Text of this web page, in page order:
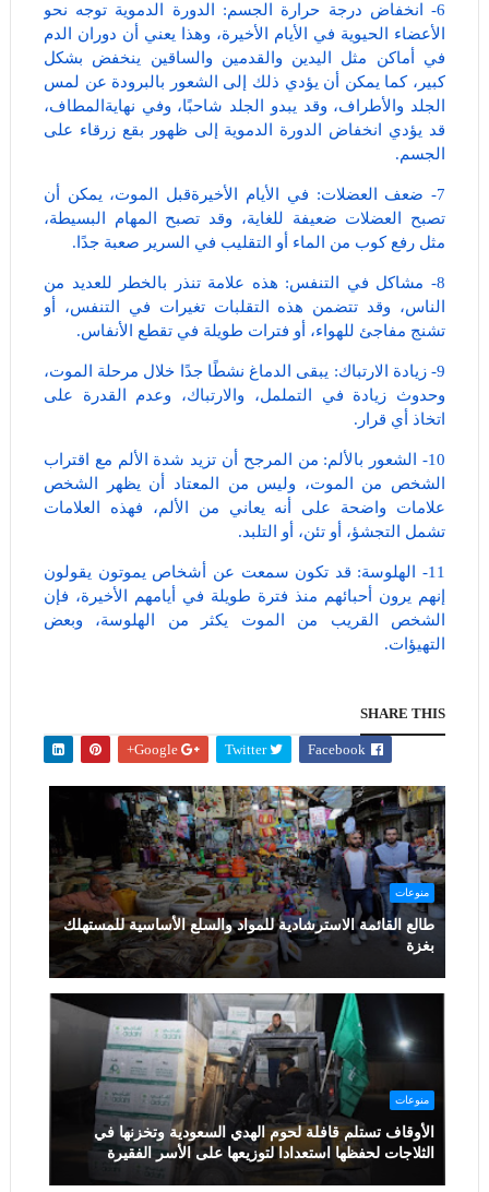
6- انخفاض درجة حرارة الجسم: الدورة الدموية توجه نحو
الأعضاء الحيوية في الأيام الأخيرة، وهذا يعني أن دوران الدم
في أماكن مثل اليدين والقدمين والساقين ينخفض بشكل
كبير، كما يمكن أن يؤدي ذلك إلى الشعور بالبرودة عن لمس
الجلد والأطراف، وقد يبدو الجلد شاحبًا، وفي نهايةالمطاف،
قد يؤدي انخفاض الدورة الدموية إلى ظهور بقع زرقاء على
الجسم.
7- ضعف العضلات: في الأيام الأخيرةقبل الموت، يمكن أن
تصبح العضلات ضعيفة للغاية، وقد تصبح المهام البسيطة،
مثل رفع كوب من الماء أو التقليب في السرير صعبة جدًا.
8- مشاكل في التنفس: هذه علامة تنذر بالخطر للعديد من
الناس، وقد تتضمن هذه التقلبات تغيرات في التنفس، أو
تشنج مفاجئ للهواء، أو فترات طويلة في تقطع الأنفاس.
9- زيادة الارتباك: يبقى الدماغ نشطًا جدًا خلال مرحلة الموت،
وحدوث زيادة في التململ، والارتباك، وعدم القدرة على
اتخاذ أي قرار.
10- الشعور بالألم: من المرجح أن تزيد شدة الألم مع اقتراب
الشخص من الموت، وليس من المعتاد أن يظهر الشخص
علامات واضحة على أنه يعاني من الألم، فهذه العلامات
تشمل التجشؤ، أو تئن، أو التلبد.
11- الهلوسة: قد تكون سمعت عن أشخاص يموتون يقولون
إنهم يرون أحبائهم منذ فترة طويلة في أيامهم الأخيرة، فإن
الشخص القريب من الموت يكثر من الهلوسة، وبعض
التهيؤات.
SHARE THIS
Facebook
Twitter
Google+
منوعات
طالع القائمة الاسترشادية للمواد والسلع الأساسية للمستهلك
بغزة
منوعات
الأوقاف تستلم قافلة لحوم الهدي السعودية وتخزنها في
الثلاجات لحفظها استعدادا لتوزيعها على الأسر الفقيرة